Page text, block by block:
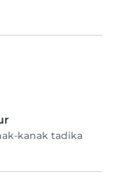
kanak tadika